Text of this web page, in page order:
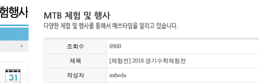
조회수 6960
제목 [체험전] 2018 경기수학체험전
작성자 mtbedu